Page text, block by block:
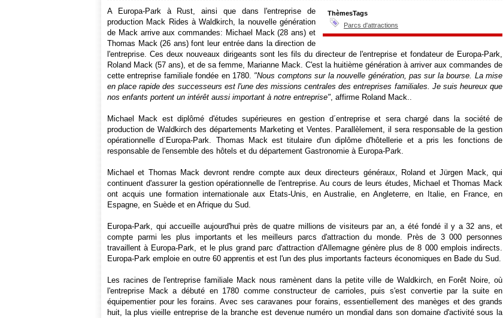
ThèmesTags
Parcs d'attractions
A Europa-Park à Rust, ainsi que dans l'entreprise de
production Mack Rides à Waldkirch, la nouvelle génération
de Mack arrive aux commandes: Michael Mack (28 ans) et
Thomas Mack (26 ans) font leur entrée dans la direction de
l'entreprise. Ces deux nouveaux dirigeants sont les fils du directeur de l'entreprise et fondateur de Europa-Park,
Roland Mack (57 ans), et de sa femme, Marianne Mack. C'est la huitième génération à arriver aux commandes de
cette entreprise familiale fondée en 1780. "Nous comptons sur la nouvelle génération, pas sur la bourse. La mise
en place rapide des successeurs est l'une des missions centrales des entreprises familiales. Je suis heureux que
nos enfants portent un intérêt aussi important à notre entreprise", affirme Roland Mack..
Michael Mack est diplômé d'études supérieures en gestion d´entreprise et sera chargé dans la société de
production de Waldkirch des départements Marketing et Ventes. Parallèlement, il sera responsable de la gestion
opérationnelle d´Europa-Park. Thomas Mack est titulaire d'un diplôme d'hôtellerie et a pris les fonctions de
responsable de l'ensemble des hôtels et du département Gastronomie à Europa-Park.
Michael et Thomas Mack devront rendre compte aux deux directeurs généraux, Roland et Jürgen Mack, qui
continuent d'assurer la gestion opérationnelle de l'entreprise. Au cours de leurs études, Michael et Thomas Mack
ont acquis une formation internationale aux Etats-Unis, en Australie, en Angleterre, en Italie, en France, en
Espagne, en Suède et en Afrique du Sud.
Europa-Park, qui accueille aujourd'hui près de quatre millions de visiteurs par an, a été fondé il y a 32 ans, et
compte parmi les plus importants et les meilleurs parcs d'attraction du monde. Près de 3 000 personnes
travaillent à Europa-Park, et le plus grand parc d'attraction d'Allemagne génère plus de 8 000 emplois indirects.
Europa-Park emploie en outre 60 apprentis et est l'un des plus importants facteurs économiques en Bade du Sud.
Les racines de l'entreprise familiale Mack nous ramènent dans la petite ville de Waldkirch, en Forêt Noire, où
l'entreprise Mack a débuté en 1780 comme constructeur de carrioles, puis s'est convertie par la suite en
équipementier pour les forains. Avec ses caravanes pour forains, essentiellement des manèges et des grands
huit, la plus vieille entreprise de la branche est devenue numéro un mondial dans son domaine d'activité sous la